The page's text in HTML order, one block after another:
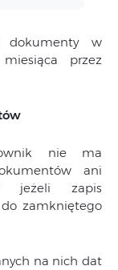
dokumenty w
przez
nie ma
ani
jeżeli zapis
zamkniętego
na nich dat